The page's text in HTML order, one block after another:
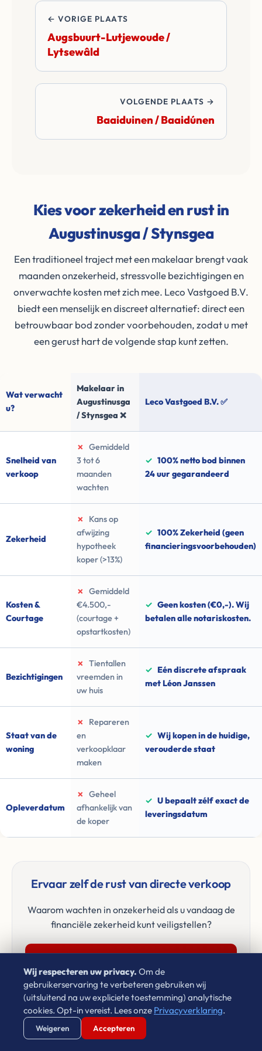
← VORIGE PLAATS
Augsbuurt-Lutjewoude /
Lytsewâld
VOLGENDE PLAATS →
Baaiduinen / Baaidúnen
Kies voor zekerheid en rust in
Augustinusga / Stynsgea
Een traditioneel traject met een makelaar brengt vaak
maanden onzekerheid, stressvolle bezichtigingen en
onverwachte kosten met zich mee. Leco Vastgoed B.V.
biedt een menselijk en discreet alternatief: direct een
betrouwbaar bod zonder voorbehouden, zodat u met
een gerust hart de volgende stap kunt zetten.
Wat verwacht
u?
Makelaar in
Augustinusga
/ Stynsgea ❌
Leco Vastgoed B.V. ✅
Snelheid van
verkoop
✗
Gemiddeld
3 tot 6
maanden
wachten
✓ 100% netto bod binnen
24 uur gegarandeerd
Zekerheid
✗
Kans op
afwijzing
hypotheek
koper (>13%)
✓ 100% Zekerheid (geen
financieringsvoorbehouden)
Kosten &
Courtage
✗
Gemiddeld
€4.500,-
(courtage +
opstartkosten)
✓ Geen kosten (€0,-). Wij
betalen alle notariskosten.
Bezichtigingen
✗
Tientallen
vreemden in
uw huis
✓ Eén discrete afspraak
met Léon Janssen
Staat van de
woning
✗
Repareren
en
verkoopklaar
maken
✓ Wij kopen in de huidige,
verouderde staat
Opleverdatum
✗
Geheel
afhankelijk van
de koper
✓ U bepaalt zélf exact de
leveringsdatum
Ervaar zelf de rust van directe verkoop
Waarom wachten in onzekerheid als u vandaag de
financiële zekerheid kunt veiligstellen?
✓ Vragen? App discrete inkoper Léon
Janssen
Wij respecteren uw privacy. Om de
gebruikerservaring te verbeteren gebruiken wij
(uitsluitend na uw expliciete toestemming) analytische
cookies. Opt-in vereist. Lees onze Privacyverklaring.
Weigeren Accepteren
Verstuur WhatsApp